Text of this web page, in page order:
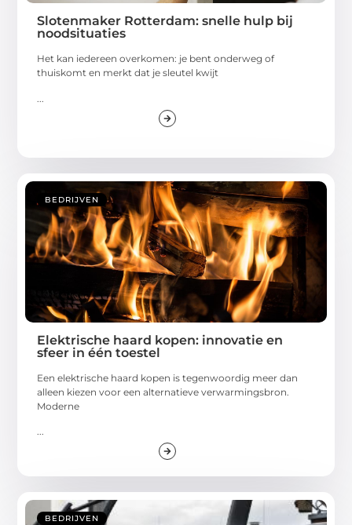
Slotenmaker Rotterdam: snelle hulp bij
noodsituaties
Het kan iedereen overkomen: je bent onderweg of
thuiskomt en merkt dat je sleutel kwijt
BEDRIJVEN
Elektrische haard kopen: innovatie en
sfeer in één toestel
Een elektrische haard kopen is tegenwoordig meer dan
alleen kiezen voor een alternatieve verwarmingsbron.
Moderne
...
BEDRIJVEN